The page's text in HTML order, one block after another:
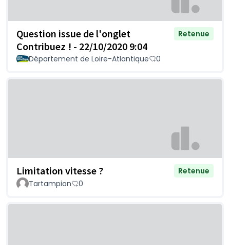
Question issue de l'onglet
Contribuez ! - 22/10/2020 9:04
Retenue
Département de Loire-Atlantique 0
Limitation vitesse ?
Retenue
Tartampion
0